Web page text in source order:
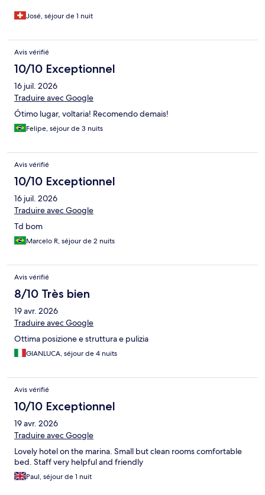
José, séjour de 1 nuit
Avis vérifié
10/10 Exceptionnel
16 juil. 2026
Traduire avec Google
Ótimo lugar, voltaria! Recomendo demais!
Felipe, séjour de 3 nuits
Avis vérifié
10/10 Exceptionnel
16 juil. 2026
Traduire avec Google
Td bom
Marcelo R, séjour de 2 nuits
Avis vérifié
8/10 Très bien
19 avr. 2026
Traduire avec Google
Ottima posizione e struttura e pulizia
GIANLUCA, séjour de 4 nuits
Avis vérifié
10/10 Exceptionnel
19 avr. 2026
Traduire avec Google
Lovely hotel on the marina. Small but clean rooms comfortable
bed. Staff very helpful and friendly
Paul, séjour de 1 nuit